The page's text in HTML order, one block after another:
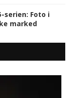
serien: Foto i
marked